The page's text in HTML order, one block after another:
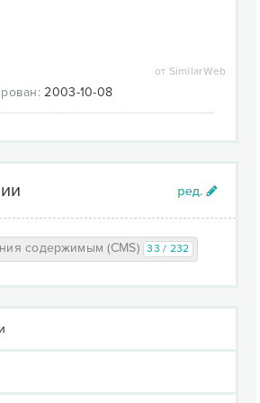
в RDF/RSS;
с других сайтов;
приложений;
URL (иначе
ведения разноязычного
сайта для различных
(мультисайтинг), в том числе
модулей и тем
от SimilarWeb
2003-10-08
содержимым (CMS) 33 / 232